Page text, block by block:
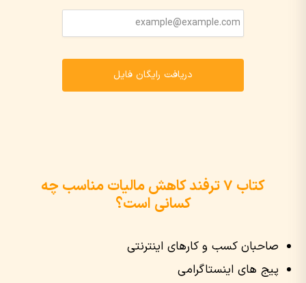
کتاب ۷ ترفند کاهش مالیات مناسب چه
کسانی است؟
صاحبان کسب و کارهای اینترنتی
پیج های اینستاگرامی